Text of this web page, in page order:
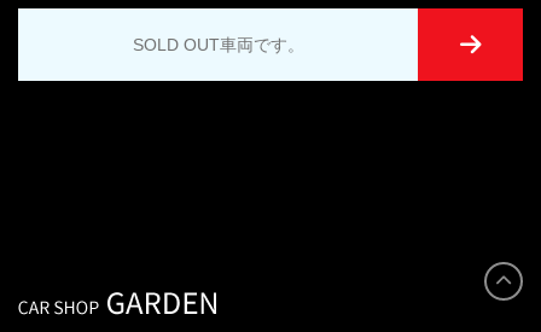
SOLD OUT車両です。